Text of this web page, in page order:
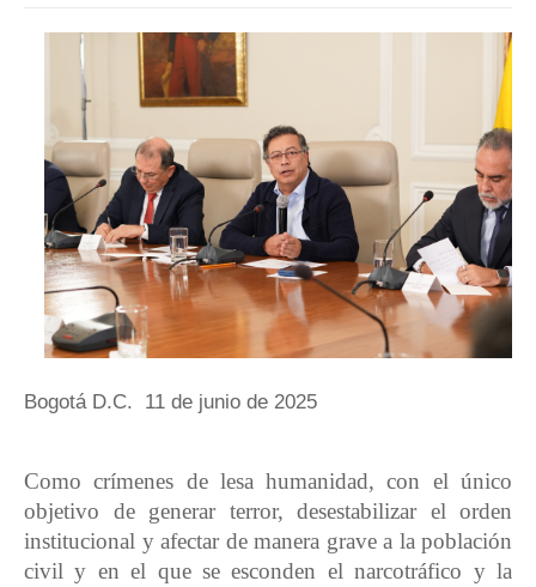
Bogotá D.C. 11 de junio de 2025
Como crímenes de lesa humanidad, con el único
objetivo de generar terror, desestabilizar el orden
institucional y afectar de manera grave a la población
civil y en el que se esconden el narcotráfico y la